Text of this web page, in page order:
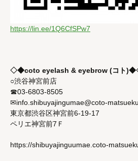
https://lin.ee/1Q6CfSPw7
◇◆coto eyelash & eyebrow (コト
○渋谷神宮前店
☎03-6803-8505
✉info.shibuyajingumae@coto-
東京都渋谷区神宮前6-19-17
ペリエ神宮前7Ｆ
https://shibuyajinguumae.coto-